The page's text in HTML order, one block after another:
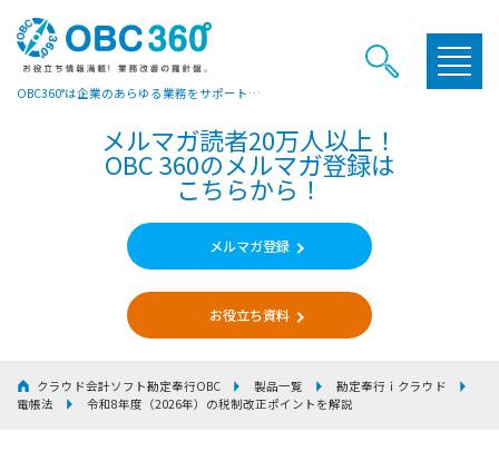
OBC360°は企業のあらゆる業務をサポートするヒントやお役立ち情報をご提供しています
メルマガ読者20万人以上！
OBC 360のメルマガ登録は
こちらから！
メルマガ登録
お役立ち資料
クラウド会計ソフト勘定奉行OBC 製品一覧
勘定奉行ｉクラウド
電帳法
令和8年度（2026年）の税制改正ポイントを解説